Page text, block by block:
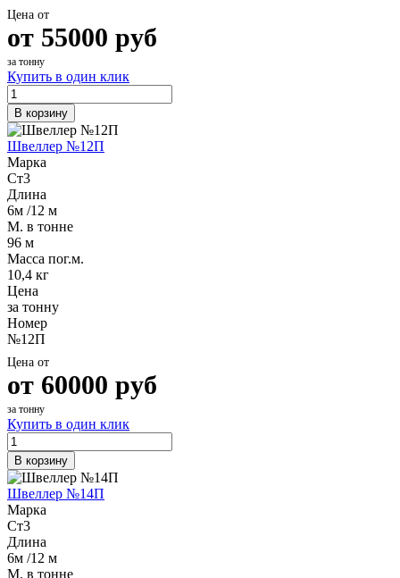
Цена от
от 55000 руб
за тонну
Купить в один клик
В корзину
Швеллер №12П
Марка
Ст3
Длина
6м /12 м
М. в тонне
96 м
Масса пог.м.
10,4 кг
Цена
за тонну
Номер
№12П
Цена от
от 60000 руб
за тонну
Купить в один клик
В корзину
Швеллер №14П
Марка
Ст3
Длина
6м /12 м
М. в тонне